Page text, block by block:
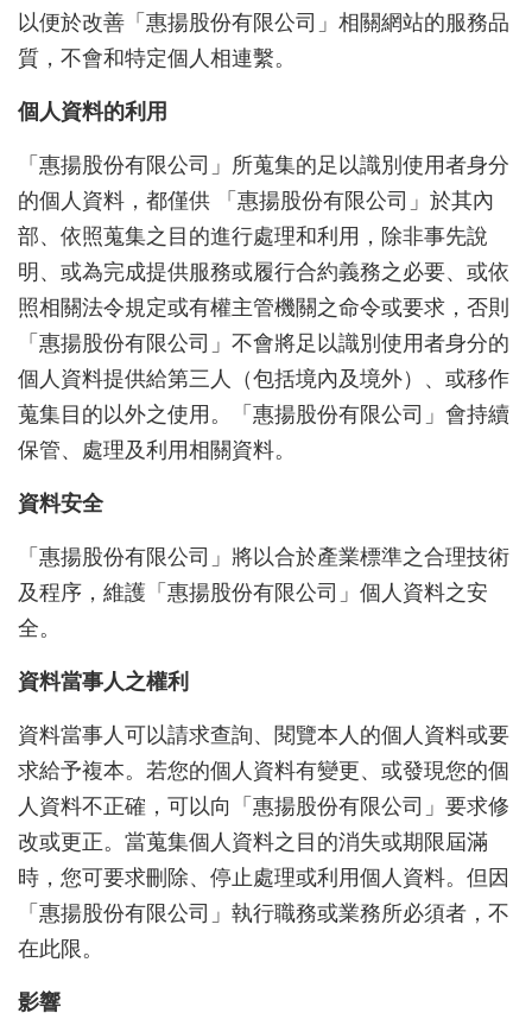
以便於改善「惠揚股份有限公司」相關網站的服務品
質，不會和特定個人相連繫。
個人資料的利用
「惠揚股份有限公司」所蒐集的足以識別使用者身分
的個人資料，都僅供 「惠揚股份有限公司」於其內
部、依照蒐集之目的進行處理和利用，除非事先說
明、或為完成提供服務或履行合約義務之必要、或依
照相關法令規定或有權主管機關之命令或要求，否則
「惠揚股份有限公司」不會將足以識別使用者身分的
個人資料提供給第三人（包括境內及境外）、或移作
蒐集目的以外之使用。「惠揚股份有限公司」會持續
保管、處理及利用相關資料。
資料安全
「惠揚股份有限公司」將以合於產業標準之合理技術
及程序，維護「惠揚股份有限公司」個人資料之安
全。
資料當事人之權利
資料當事人可以請求查詢、閱覽本人的個人資料或要
求給予複本。若您的個人資料有變更、或發現您的個
人資料不正確，可以向「惠揚股份有限公司」要求修
改或更正。當蒐集個人資料之目的消失或期限屆滿
時，您可要求刪除、停止處理或利用個人資料。但因
「惠揚股份有限公司」執行職務或業務所必須者，不
在此限。
影響